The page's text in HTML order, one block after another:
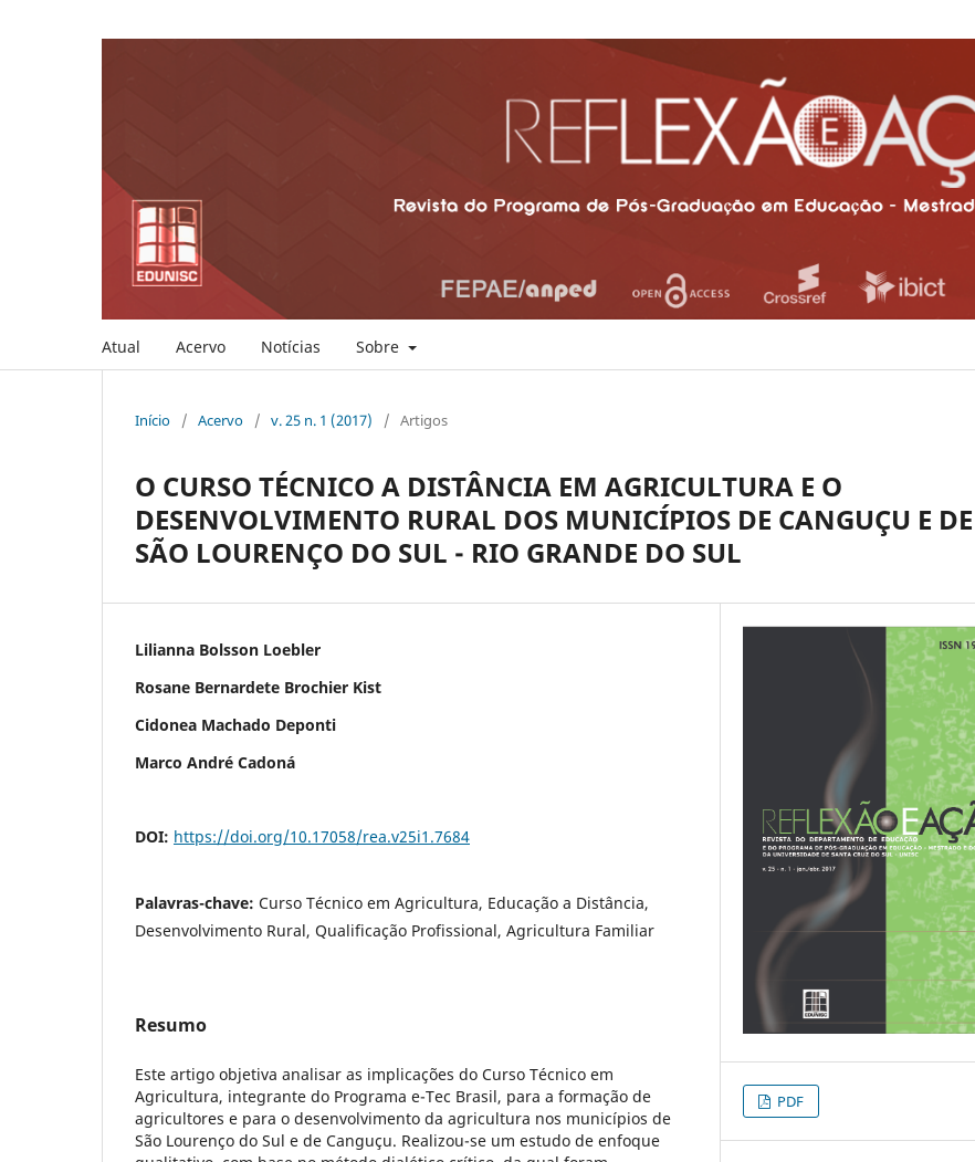
Atual Acervo Notícias Sobre
Início / Acervo / v. 25 n. 1 (2017) / Artigos
O CURSO TÉCNICO A DISTÂNCIA EM AGRICULTURA E O
DESENVOLVIMENTO RURAL DOS MUNICÍPIOS DE CANGUÇU E DE
SÃO LOURENÇO DO SUL - RIO GRANDE DO SUL
Lilianna Bolsson Loebler
Rosane Bernardete Brochier Kist
Cidonea Machado Deponti
Marco André Cadoná
DOI: https://doi.org/10.17058/rea.v25i1.7684
Palavras-chave: Curso Técnico em Agricultura, Educação a Distância,
Desenvolvimento Rural, Qualificação Profissional, Agricultura Familiar
Resumo
Este artigo objetiva analisar as implicações do Curso Técnico em
Agricultura, integrante do Programa e-Tec Brasil, para a formação de
agricultores e para o desenvolvimento da agricultura nos municípios de
São Lourenço do Sul e de Canguçu. Realizou-se um estudo de enfoque
PDF